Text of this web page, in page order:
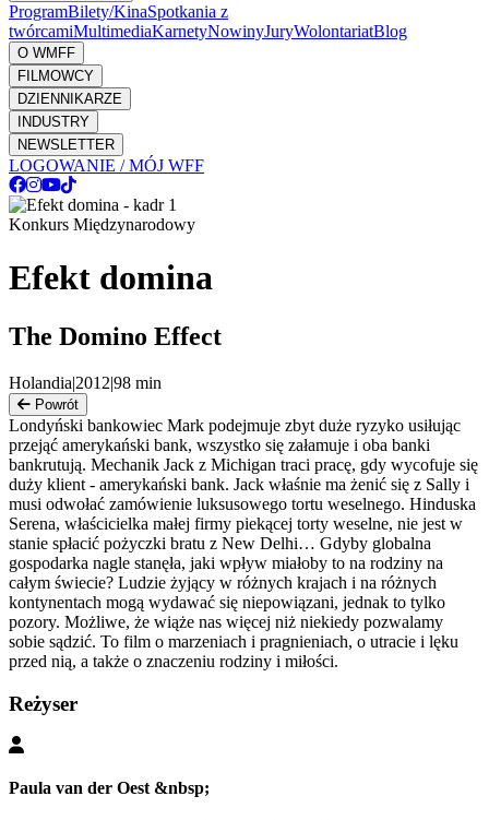
ProgramBilety/KinaSpotkania z
twórcamiMultimediaKarnetyNowinyJuryWolontariatBlog
O WMFF
FILMOWCY
DZIENNIKARZE
INDUSTRY
NEWSLETTER
LOGOWANIE / MÓJ WFF
Konkurs Międzynarodowy
Efekt domina
The Domino Effect
Holandia|2012|98 min
Powrót
Londyński bankowiec Mark podejmuje zbyt duże ryzyko usiłując
przejąć amerykański bank, wszystko się załamuje i oba banki
bankrutują. Mechanik Jack z Michigan traci pracę, gdy wycofuje się
duży klient - amerykański bank. Jack właśnie ma żenić się z Sally i
musi odwołać zamówienie luksusowego tortu weselnego. Hinduska
Serena, właścicielka małej firmy piekącej torty weselne, nie jest w
stanie spłacić pożyczki bratu z New Delhi… Gdyby globalna
gospodarka nagle stanęła, jaki wpływ miałoby to na rodziny na
całym świecie? Ludzie żyjący w różnych krajach i na różnych
kontynentach mogą wydawać się niepowiązani, jednak to tylko
pozory. Możliwe, że wiąże nas więcej niż niekiedy pozwalamy
sobie sądzić. To film o marzeniach i pragnieniach, o utracie i lęku
przed nią, a także o znaczeniu rodziny i miłości.
Reżyser
Paula van der Oest &nbsp;